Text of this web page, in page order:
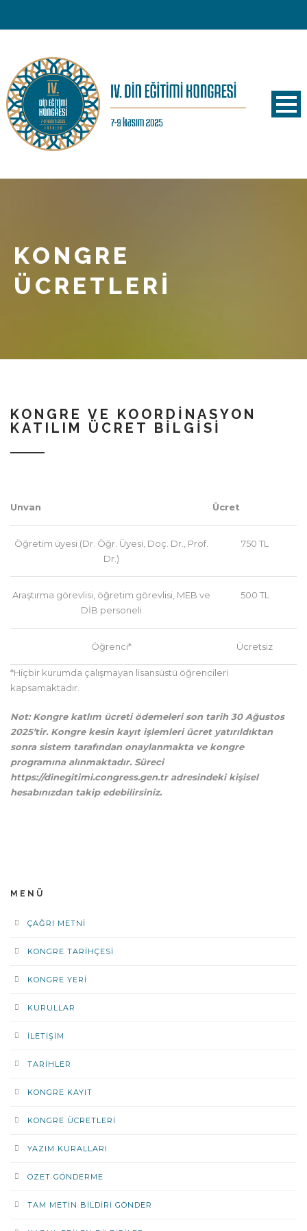
KONGRE
ÜCRETLERI
KONGRE VE KOORDINASYON
KATILIM ÜCRET BILGISI
Unvan Ücret
Öğretim üyesi (Dr. Öğr. Üyesi, Doç. Dr., Prof.
Dr.)
750 TL
Araştırma görevlisi, öğretim görevlisi, MEB ve
DİB personeli
500 TL
Öğrenci* Ücretsiz
*Hiçbir kurumda çalışmayan lisansüstü öğrencileri
kapsamaktadır.
Not: Kongre katlım ücreti ödemeleri son tarih 30 Ağustos
2025’tir. Kongre kesin kayıt işlemleri ücret yatırıldıktan
sonra sistem tarafından onaylanmakta ve kongre
programına alınmaktadır. Süreci
https://dinegitimi.congress.gen.tr adresindeki kişisel
hesabınızdan takip edebilirsiniz.
MENÜ
ÇAĞRI METNI
KONGRE TARIHÇESI
KONGRE YERI
KURULLAR
İLETIŞIM
TARIHLER
KONGRE KAYIT
KONGRE ÜCRETLERI
YAZIM KURALLARI
ÖZET GÖNDERME
TAM METIN BILDIRI GÖNDER